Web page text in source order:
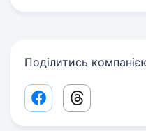
Поділитись
Facebook share link
Threads